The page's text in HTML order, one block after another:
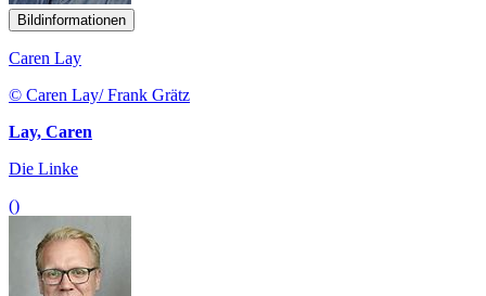
Bildinformationen
Caren Lay
© Caren Lay/ Frank Grätz
Lay, Caren
Die Linke
()